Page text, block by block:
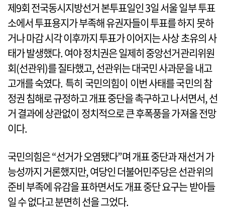
제9회 전국동시지방선거 본투표일인 3일 서울 일부 투표
소에서 투표용지가 부족해 유권자들이 투표를 하지 못하
거나 마감 시각 이후까지 투표가 이어지는 사상 초유의 사
태가 발생했다. 여야 정치권은 일제히 중앙선거관리위원
회(선관위)를 질타했고, 선관위는 대국민 사과문을 내고
고개를 숙였다. 특히 국민의힘이 이번 사태를 국민의 참
정권 침해로 규정하고 개표 중단을 촉구하고 나서면서, 선
거 결과에 상관없이 정치적으로 큰 후폭풍을 가져올 전망
이다.
국민의힘은 “선거가 오염됐다”며 개표 중단과 재선거 가
능성까지 거론했지만, 여당인 더불어민주당은 선관위의
준비 부족에 유감을 표하면서도 개표 중단 요구는 받아들
일 수 없다고 분면히 선을 그었다.